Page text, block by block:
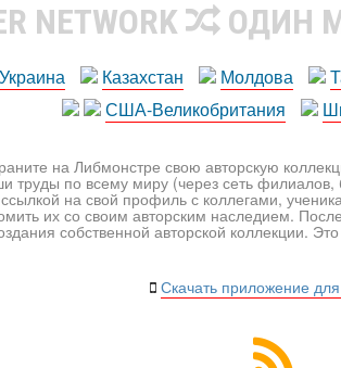
NETWORK ОДИН
Украина Казахстан Молдова
США-Великобритания
на Либмонстре свою авторскую
труды по всему миру (через сеть
на свой профиль с коллегами,
их со своим авторским наследием.
собственной авторской коллекции.
Скачать приложение